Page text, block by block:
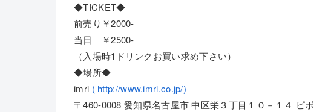
◆TICKET◆
前売り￥2000-
当日 ￥2500-
（入場時1ドリンクお買い求め下さい）
◆場所◆
imri ( http://www.imri.co.jp/)
〒460-0008 愛知県名古屋市 中区栄３丁目１０－１４ ピ